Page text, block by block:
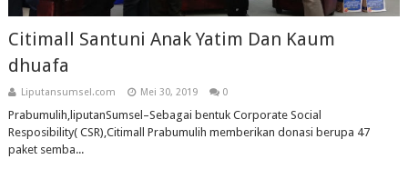
Citimall Santuni Anak Yatim Dan Kaum
dhuafa
Liputansumsel.com Mei 30, 2019 0
Prabumulih,liputanSumsel–Sebagai bentuk Corporate Social
Resposibility( CSR),Citimall Prabumulih memberikan donasi berupa 47
paket semba...